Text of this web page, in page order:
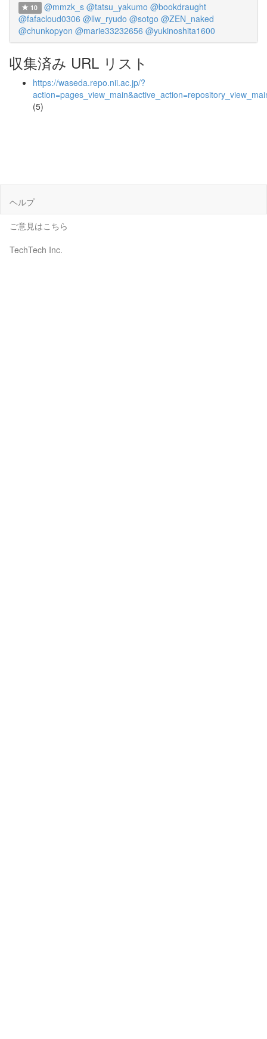
10 @mmzk_s @tatsu_yakumo @bookdraught
@fafacloud0306 @llw_ryudo @sotgo @ZEN_naked
@chunkopyon @marie33232656 @yukinoshita1600
収集済み URL リスト
https://waseda.repo.nii.ac.jp/?
(5)
ヘルプ
ご意見はこちら
TechTech Inc.